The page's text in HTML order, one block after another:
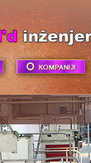
O kompaniji